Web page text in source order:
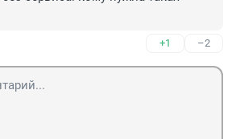
+1 –2